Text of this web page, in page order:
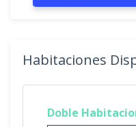
Habitaciones
Doble